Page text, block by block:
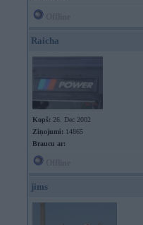
Raicha
Kopš: 26. Dec 2002
Ziņojumi: 14865
Braucu ar:
jims